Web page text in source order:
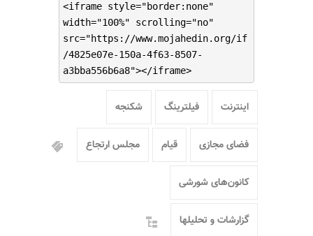
<iframe style="border:none"
width="100%" scrolling="no"
src="https://www.mojahedin.org/if
/4825e07e-150a-4f63-8507-
a3bba556b6a8"></iframe>
اینترنت فیلترینگ شکنجه
فضای مجازی قیام مجلس ارتجاع
کانون‌های شورشی
گزارشات و تحلیلها